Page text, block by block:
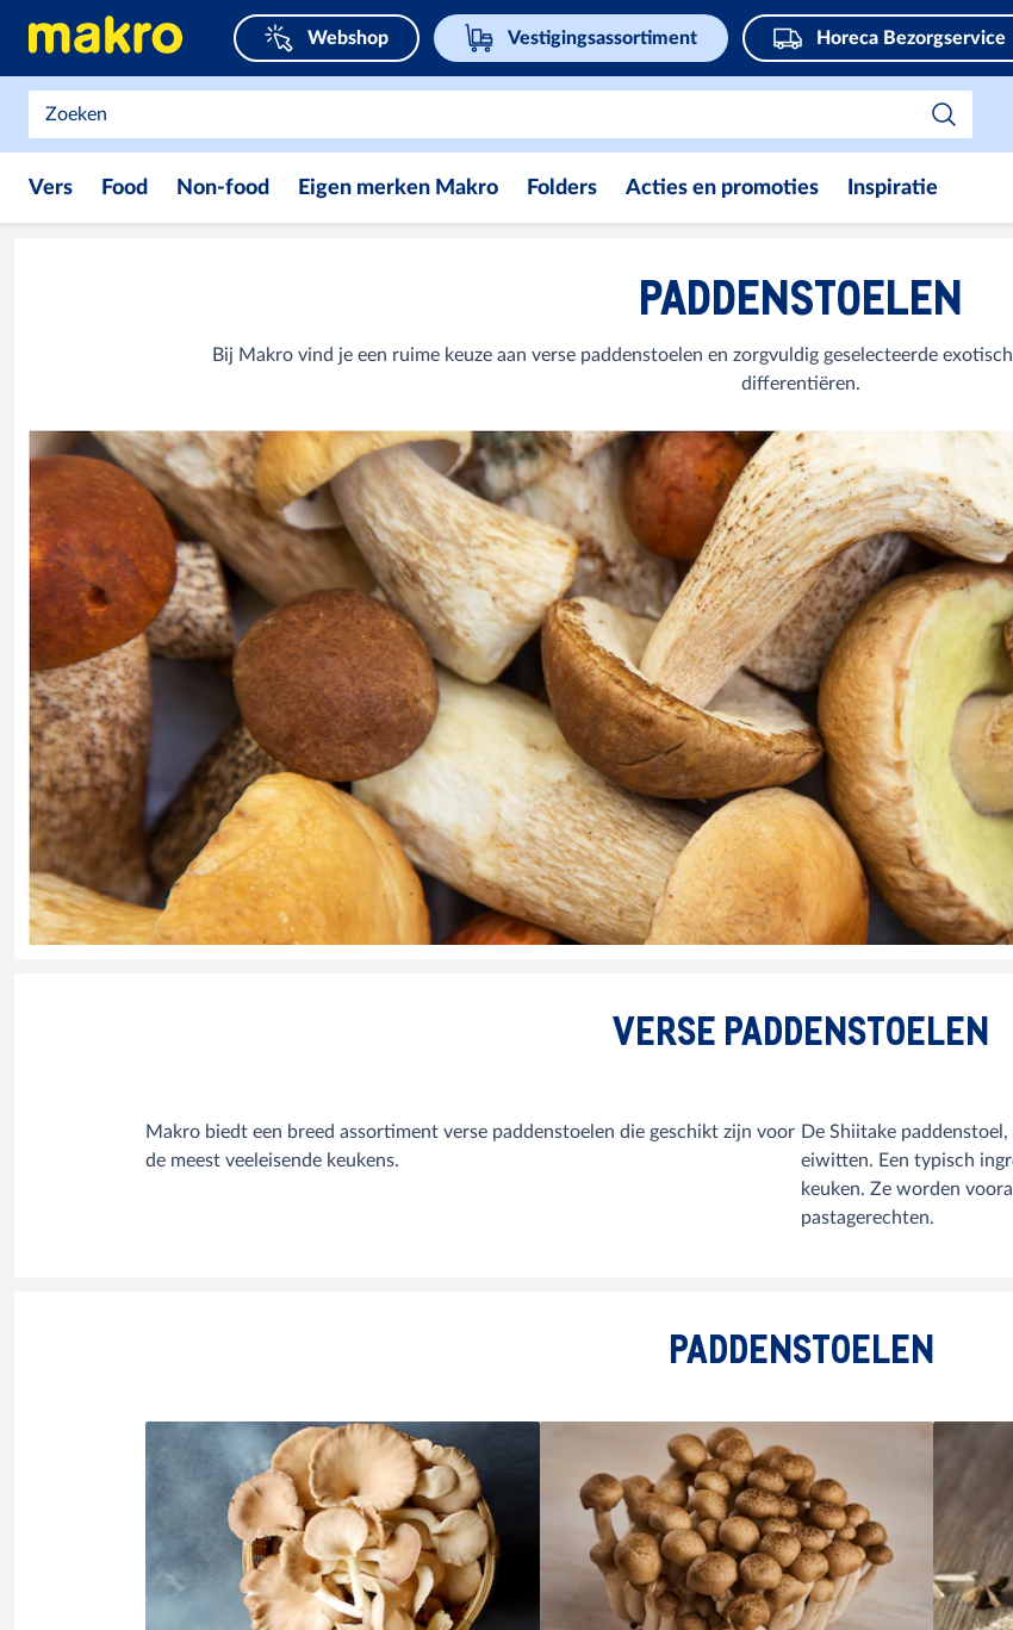
Webshop Vestigingsassortiment Horeca Bezorgservice
Vers Food Non-food Eigen merken Makro Folders Acties en promoties Inspiratie
PADDENSTOELEN
Bij Makro vind je een ruime keuze aan verse paddenstoelen en zorgvuldig geselecteerde
differentiëren.
VERSE PADDENSTOELEN
Makro biedt een breed assortiment verse paddenstoelen die geschikt zijn voor
de meest veeleisende keukens.
De Shiitake
eiwitten. Een typisch
keuken. Ze worden
pastagerechten.
PADDENSTOELEN